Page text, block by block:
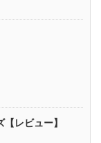
レビュー】